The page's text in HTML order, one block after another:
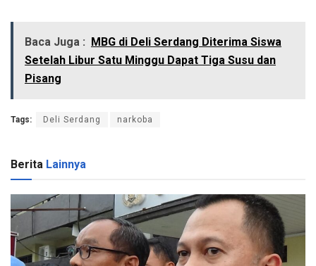
Baca Juga :
MBG di Deli Serdang Diterima Siswa
Setelah Libur Satu Minggu Dapat Tiga Susu dan
Pisang
Tags: Deli Serdang narkoba
Berita Lainnya